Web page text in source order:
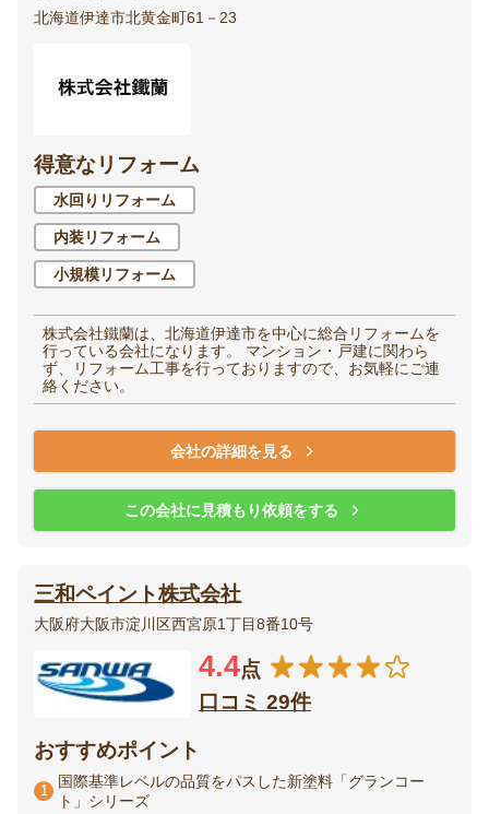
北海道伊達市北黄金町61－23
得意なリフォーム
水回りリフォーム
内装リフォーム
小規模リフォーム
株式会社鐵蘭は、北海道伊達市を中心に総合リフォームを
行っている会社になります。 マンション・戸建に関わら
ず、リフォーム工事を行っておりますので、お気軽にご連
絡ください。
会社の詳細を見る
この会社に見積もり依頼をする
三和ペイント株式会社
大阪府大阪市淀川区西宮原1丁目8番10号
4.4点
口コミ 29件
おすすめポイント
1
国際基準レベルの品質をパスした新塗料「グランコー
ト」シリーズ